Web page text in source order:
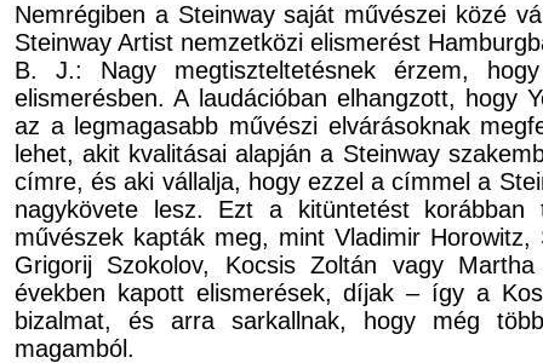
Nemrégiben a Steinway saját művészei közé
Steinway Artist nemzetközi elis­me­rést
B. J.: Nagy megtiszteltetésnek érzem,
elismerésben. A laudációban elhangzott, hogy
az a legmagasabb művészi elvárásoknak
lehet, akit kvalitásai alapján a Steinway
címre, és aki vállalja, hogy ezzel a címmel a
nagykövete lesz. Ezt a kitüntetést korábban
művészek kapták meg, mint Vladimir Horowitz,
Grigorij Szokolov, Kocsis Zoltán vagy
években kapott elismerések, díjak – így a
bizalmat, és arra sarkallnak, hogy még
magamból.